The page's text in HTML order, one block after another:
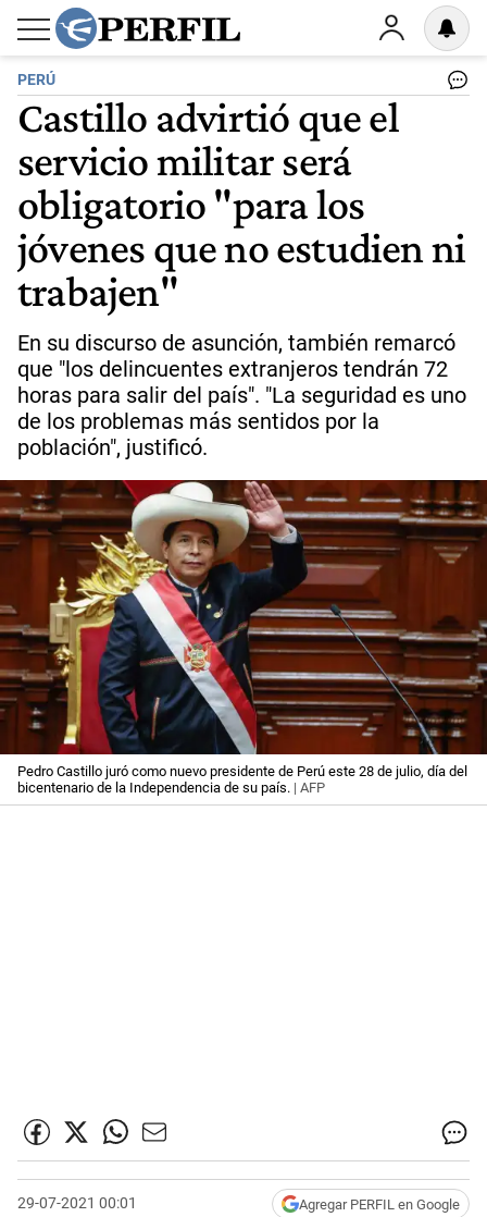
PERÚ
Castillo advirtió que el
servicio militar será
obligatorio "para los
jóvenes que no estudien ni
trabajen"
En su discurso de asunción, también remarcó
que "los delincuentes extranjeros tendrán 72
horas para salir del país". "La seguridad es uno
de los problemas más sentidos por la
población", justificó.
Pedro Castillo juró como nuevo presidente de Perú este 28 de julio, día del
bicentenario de la Independencia de su país. | AFP
29-07-2021 00:01 Agregar PERFIL en Google